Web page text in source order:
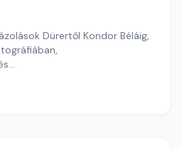
Dürertől Kondor Béláig,
Kristóf